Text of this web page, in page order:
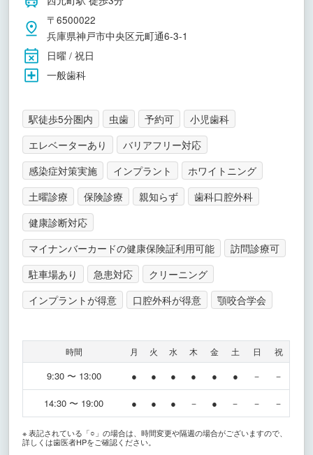
〒6500022
兵庫県神戸市中央区元町通6-3-1
日曜 / 祝日
一般歯科
駅徒歩5分圏内 虫歯 予約可
小児歯科
エレベーターあり
バリアフリー対応
感染症対策実施
インプラント
ホワイトニング
土曜診療
保険診療 親知らず
歯科口腔外科
健康診断対応
マイナンバーカードの健康保険証利用可能
訪問診療可
駐車場あり
急患対応
クリーニング
インプラントが得意
口腔外科が得意 顎咬合学会
時間 月 火 水 木 金 土 日 祝
9:30 〜 13:00 ● ● ● ● ● ● － －
14:30 〜 19:00 ● ● ● － ● － － －
※ 表記されている「○」の場合は、時間変更や隔週の場合がございますので、
詳しくは歯医者HPをご確認ください。